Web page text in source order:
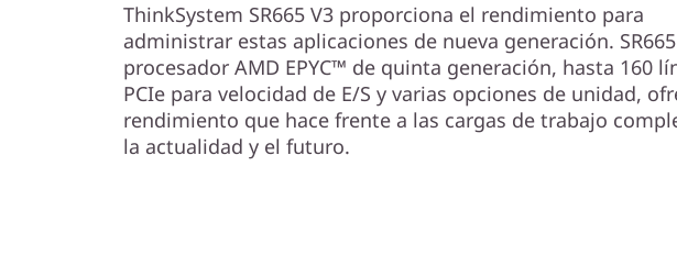
ThinkSystem SR665 V3 proporciona el rendimiento para
administrar estas aplicaciones de nueva generación.
procesador AMD EPYC™ de quinta generación, hasta 160
PCIe para velocidad de E/S y varias opciones de unidad,
rendimiento que hace frente a las cargas de trabajo
la actualidad y el futuro.